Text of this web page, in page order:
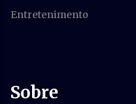
Entretenimento
Sobre